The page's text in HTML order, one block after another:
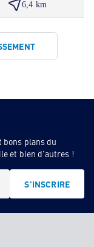
6,4 km
bons plans du
et bien d'autres !
S'INSCRIRE